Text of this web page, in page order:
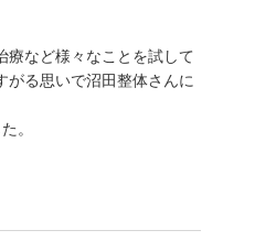
療など様々なことを試して
がる思いで沼田整体さんに
。